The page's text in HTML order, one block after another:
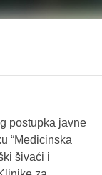
postupka javne
“Medicinska
šivaći i